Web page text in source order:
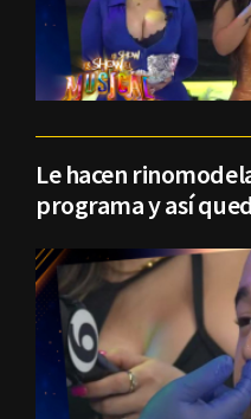
Le hacen
programa y así